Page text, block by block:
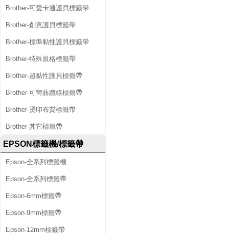
Brother-可愛卡通護貝標籤帶
Brother-創意護貝標籤帶
Brother-標準黏性護貝標籤帶
Brother-特殊規格標籤帶
Brother-超黏性護貝標籤帶
Brother-可彎曲纜線標籤帶
Brother-燙印布質標籤帶
Brother-其它標籤帶
EPSON標籤機/標籤帶
Epson-全系列標籤機
Epson-全系列標籤帶
Epson-6mm標籤帶
Epson-9mm標籤帶
Epson-12mm標籤帶